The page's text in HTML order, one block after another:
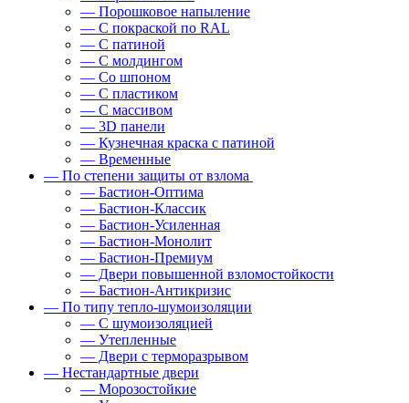
— Порошковое напыление
— С покраской по RAL
— С патиной
— С молдингом
— Со шпоном
— С пластиком
— С массивом
— 3D панели
— Кузнечная краска с патиной
— Временные
— По степени защиты от взлома
— Бастион-Оптима
— Бастион-Классик
— Бастион-Усиленная
— Бастион-Монолит
— Бастион-Премиум
— Двери повышенной взломостойкости
— Бастион-Антикризис
— По типу тепло-шумоизоляции
— С шумоизоляцией
— Утепленные
— Двери с терморазрывом
— Нестандартные двери
— Морозостойкие